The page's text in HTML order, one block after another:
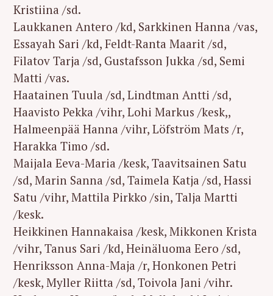
Kristiina /sd.
Laukkanen Antero /kd, Sarkkinen Hanna /vas,
Essayah Sari /kd, Feldt-Ranta Maarit /sd,
Filatov Tarja /sd, Gustafsson Jukka /sd, Semi
Matti /vas.
Haatainen Tuula /sd, Lindtman Antti /sd,
Haavisto Pekka /vihr, Lohi Markus /kesk,,
Halmeenpää Hanna /vihr, Löfström Mats /r,
Harakka Timo /sd.
Maijala Eeva-Maria /kesk, Taavitsainen Satu
/sd, Marin Sanna /sd, Taimela Katja /sd, Hassi
Satu /vihr, Mattila Pirkko /sin, Talja Martti
/kesk.
Heikkinen Hannakaisa /kesk, Mikkonen Krista
/vihr, Tanus Sari /kd, Heinäluoma Eero /sd,
Henriksson Anna-Maja /r, Honkonen Petri
/kesk, Myller Riitta /sd, Toivola Jani /vihr.